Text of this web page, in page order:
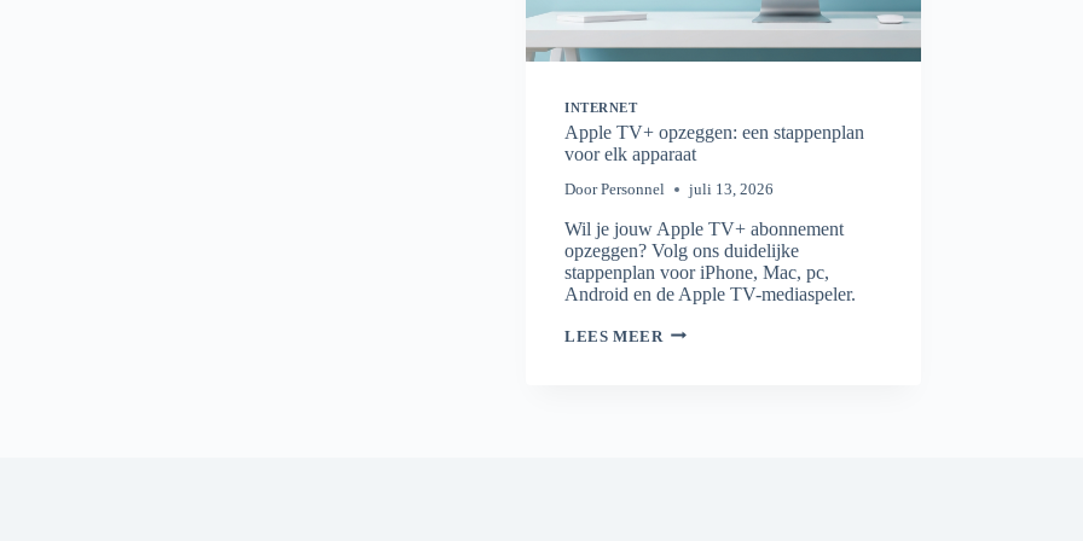
INTERNET
Apple TV+ opzeggen: een stappenplan
voor elk apparaat
Door Personnel juli 13, 2026
Wil je jouw Apple TV+ abonnement
opzeggen? Volg ons duidelijke
stappenplan voor iPhone, Mac, pc,
Android en de Apple TV-mediaspeler.
LEES MEER APPLE